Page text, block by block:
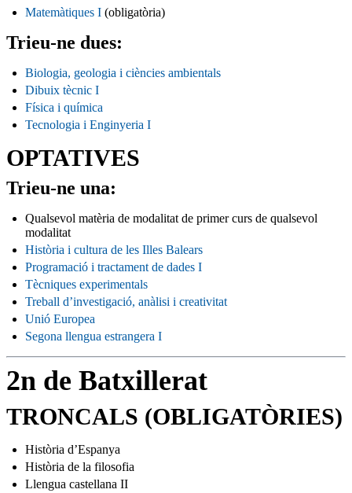
Matemàtiques I (obligatòria)
Trieu-ne dues:
Biologia, geologia i ciències ambientals
Dibuix tècnic I
Física i química
Tecnologia i Enginyeria I
OPTATIVES
Trieu-ne una:
Qualsevol matèria de modalitat de primer curs de qualsevol
modalitat
Història i cultura de les Illes Balears
Programació i tractament de dades I
Tècniques experimentals
Treball d’investigació, anàlisi i creativitat
Unió Europea
Segona llengua estrangera I
2n de Batxillerat
TRONCALS (OBLIGATÒRIES)
Història d’Espanya
Història de la filosofia
Llengua castellana II